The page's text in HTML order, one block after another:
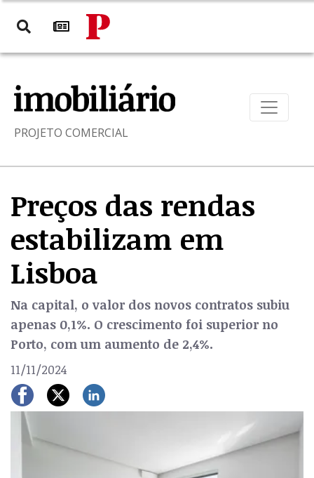
PROJETO COMERCIAL
Preços das rendas
estabilizam em
Lisboa
Na capital, o valor dos novos contratos subiu
apenas 0,1%. O crescimento foi superior no
Porto, com um aumento de 2,4%.
11/11/2024